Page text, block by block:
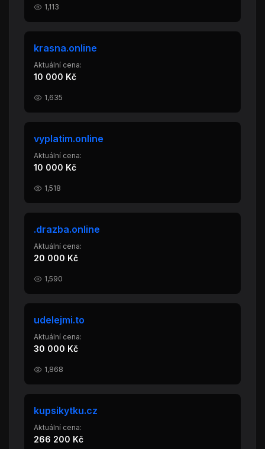
1,113
krasna.online
Aktuální cena:
10 000 Kč
1,635
vyplatim.online
Aktuální cena:
10 000 Kč
1,518
.drazba.online
Aktuální cena:
20 000 Kč
1,590
udelejmi.to
Aktuální cena:
30 000 Kč
1,868
kupsikytku.cz
Aktuální cena:
266 200 Kč